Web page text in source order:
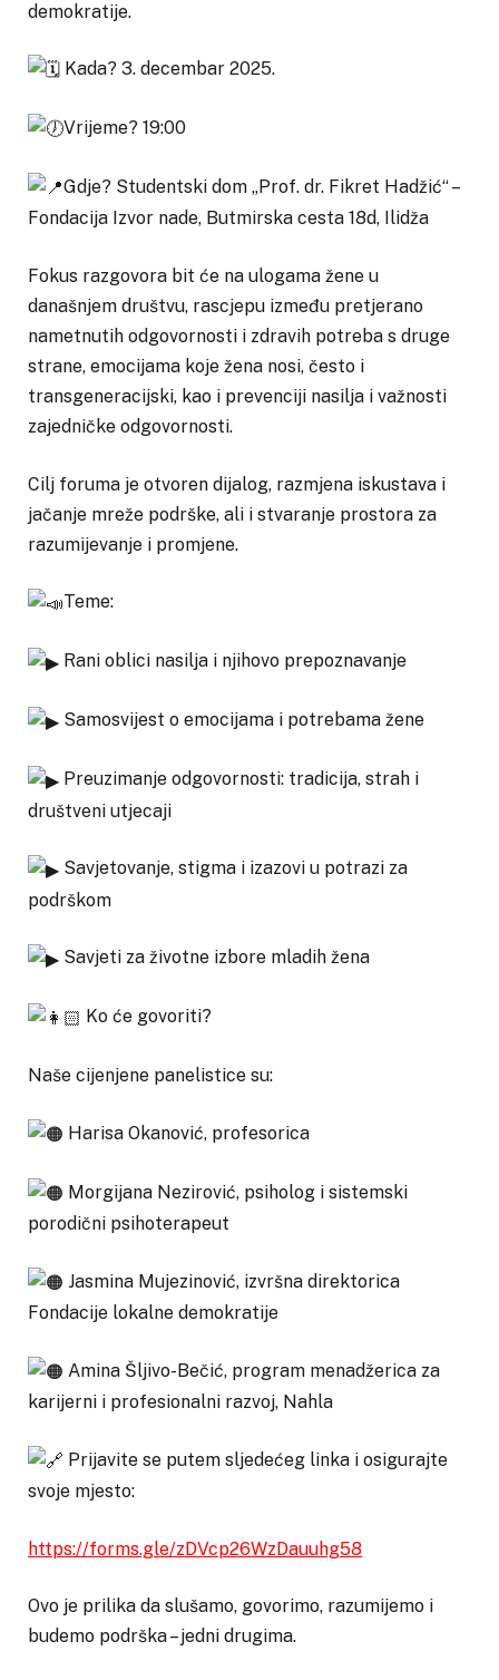
demokratije.
Kada? 3. decembar 2025.
Vrijeme? 19:00
Gdje? Studentski dom „Prof. dr. Fikret Hadžić“ –
Fondacija Izvor nade, Butmirska cesta 18d, Ilidža
Fokus razgovora bit će na ulogama žene u
današnjem društvu, rascjepu između pretjerano
nametnutih odgovornosti i zdravih potreba s druge
strane, emocijama koje žena nosi, često i
transgeneracijski, kao i prevenciji nasilja i važnosti
zajedničke odgovornosti.
Cilj foruma je otvoren dijalog, razmjena iskustava i
jačanje mreže podrške, ali i stvaranje prostora za
razumijevanje i promjene.
Teme:
Rani oblici nasilja i njihovo prepoznavanje
Samosvijest o emocijama i potrebama žene
Preuzimanje odgovornosti: tradicija, strah i
društveni utjecaji
Savjetovanje, stigma i izazovi u potrazi za
podrškom
Savjeti za životne izbore mladih žena
Ko će govoriti?
Naše cijenjene panelistice su:
Harisa Okanović, profesorica
Morgijana Nezirović, psiholog i sistemski
porodični psihoterapeut
Jasmina Mujezinović, izvršna direktorica
Fondacije lokalne demokratije
Amina Šljivo-Bečić, program menadžerica za
karijerni i profesionalni razvoj, Nahla
Prijavite se putem sljedećeg linka i osigurajte
svoje mjesto:
https://forms.gle/zDVcp26WzDauuhg58
Ovo je prilika da slušamo, govorimo, razumijemo i
budemo podrška – jedni drugima.